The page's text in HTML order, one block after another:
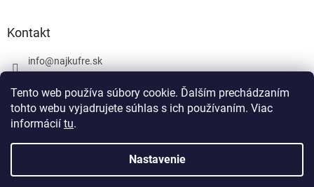
Tento web používa súbory cookie. Ďalším prechádzaním
tohto webu vyjadrujete súhlas s ich používaním. Viac
informácií tu.
Nastavenie
Kontakt
info@najkufre.sk
Facebook
Vytvoril Shoptet